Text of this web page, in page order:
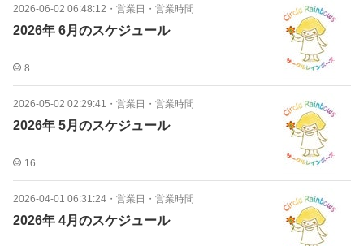
2026-06-02 06:48:12 ・ 営業日・営業時間
2026年 6月のスケジュール
8
2026-05-02 02:29:41 ・ 営業日・営業時間
2026年 5月のスケジュール
16
2026-04-01 06:31:24 ・ 営業日・営業時間
2026年 4月のスケジュール